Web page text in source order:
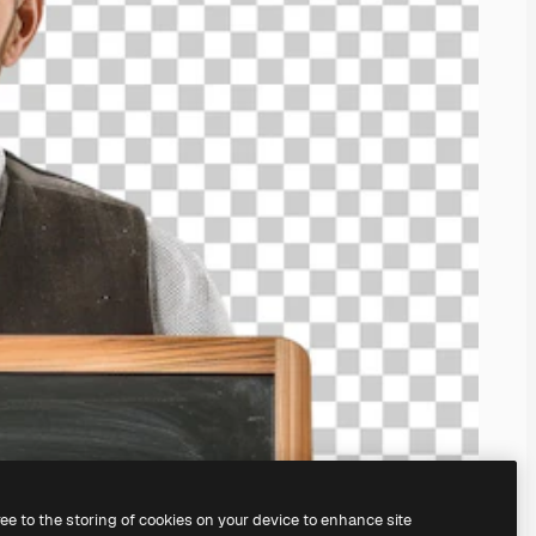
KI-Bildgeneratorerstellen.
to the storing of cookies on your device to enhance site